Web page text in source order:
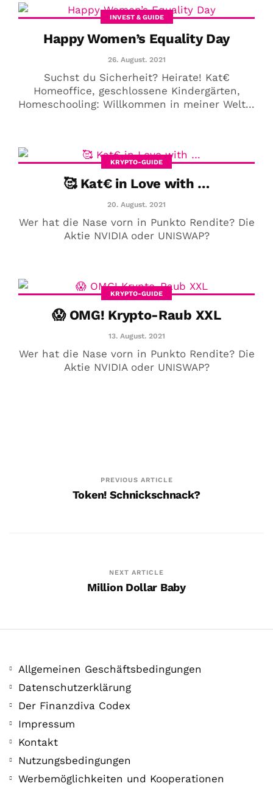
INVEST & GUIDE
Happy Women’s Equality Day
26. August. 2021
Suchst du Sicherheit? Heirate! Kat€
Homeoffice, geschlossene Kindergärten,
Homeschooling: Willkommen in meiner Welt...
KRYPTO-GUIDE
🥰 Kat€ in Love with …
20. August. 2021
Wer hat die Nase vorn in Punkto Rendite? Die
Aktie NVIDIA oder UNISWAP?
KRYPTO-GUIDE
😱 OMG! Krypto-Raub XXL
13. August. 2021
Wer hat die Nase vorn in Punkto Rendite? Die
Aktie NVIDIA oder UNISWAP?
PREVIOUS ARTICLE
Token! Schnickschnack?
NEXT ARTICLE
Million Dollar Baby
Allgemeinen Geschäftsbedingungen
Datenschutzerklärung
Der Finanzdiva Codex
Impressum
Kontakt
Nutzungsbedingungen
Werbemöglichkeiten und Kooperationen